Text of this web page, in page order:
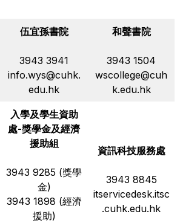
伍宜孫書院
3943 3941
info.wys@cuhk.
edu.hk
和聲書院
3943 1504
wscollege@cuh
k.edu.hk
入學及學生資助
處-獎學金及經濟
援助組
3943 9285 (獎學
金)
3943 1898 (經濟
援助)
資訊科技服務處
3943 8845
itservicedesk.itsc
.cuhk.edu.hk